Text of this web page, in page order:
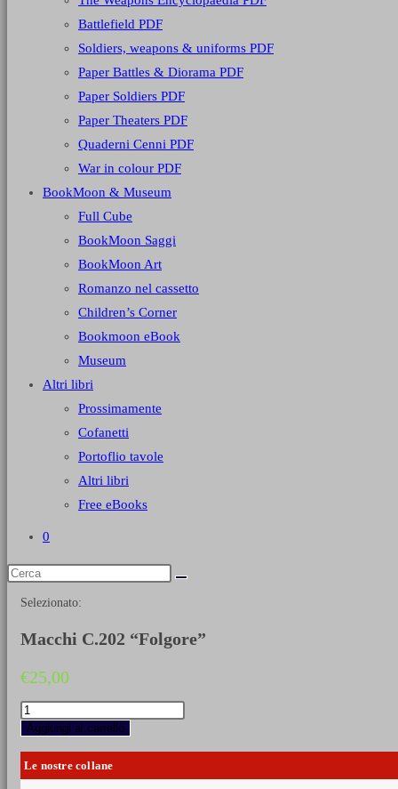
Battlefield PDF
Soldiers, weapons & uniforms PDF
Paper Battles & Diorama PDF
Paper Soldiers PDF
Paper Theaters PDF
Quaderni Cenni PDF
War in colour PDF
BookMoon & Museum
Full Cube
BookMoon Saggi
BookMoon Art
Romanzo nel cassetto
Children’s Corner
Bookmoon eBook
Museum
Altri libri
Prossimamente
Cofanetti
Portoflio tavole
Altri libri
Free eBooks
0
Selezionato:
Macchi C.202 “Folgore”
€25,00
Macchi
C.202
“Folgore”
quantità
Aggiungi al carrello
Le nostre collane